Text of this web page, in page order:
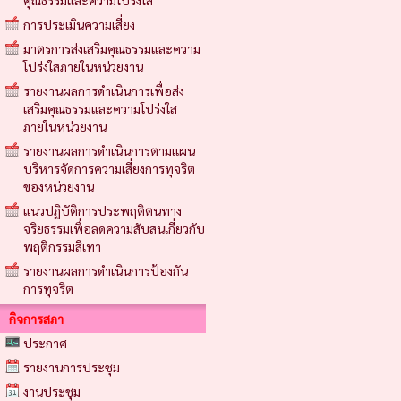
การประเมินความเสี่ยง
มาตรการส่งเสริมคุณธรรมและความ
โปร่งใสภายในหน่วยงาน
รายงานผลการดำเนินการเพื่อส่ง
เสริมคุณธรรมและความโปร่งใส
ภายในหน่วยงาน
รายงานผลการดำเนินการตามแผน
บริหารจัดการความเสี่ยงการทุจริต
ของหน่วยงาน
แนวปฏิบัติการประพฤติตนทาง
จริยธรรมเพื่อลดความสับสนเกี่ยวกับ
พฤติกรรมสีเทา
รายงานผลการดำเนินการป้องกัน
การทุจริต
กิจการสภา
ประกาศ
รายงานการประชุม
งานประชุม